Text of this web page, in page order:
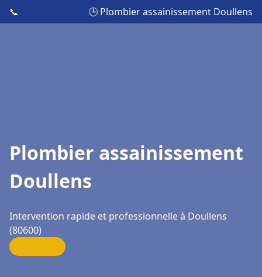
📞 🕒 Plombier assainissement Doullens
Plombier assainissement
Doullens
Intervention rapide et professionnelle à Doullens
(80600)